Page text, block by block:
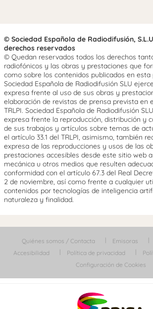
© Sociedad Española de Radiodifusión,
derechos reservados
© Quedan reservados todos los derechos
radiofónicos y las obras y prestaciones que
como sobre los contenidos publicados en esta
Sociedad Española de Radiodifusión SLU
expresa frente al uso de sus obras y
elaboración de revistas de prensa prevista en
TRLPI. Sociedad Española de Radiodifusión
expresa frente la reproducción, distribución y
de sus trabajos y artículos sobre temas de
el artículo 33.1 del TRLPI, asimismo, también
expresa de las reproducciones y usos de las
prestaciones accesibles desde este sitio web
mecánica u otros medios que resulten
conformidad con el artículo 67.3 del Real
2 de noviembre, así como frente a cualquier
contenidos por tecnologías de inteligencia
naturaleza y finalidad.
Quiénes somos / Contacta Emisoras
Accesibilidad
Política de privacidad
Configuración de Cookies